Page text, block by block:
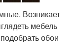
Возникает
мебель
обои